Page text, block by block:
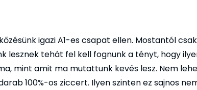
igazi A1-es csapat ellen. Mostantól
lesznek tehát fel kell fognunk a tényt, hogy
mint amit ma mutattunk kevés lesz. Nem
100%-os ziccert. Ilyen szinten ez sajnos